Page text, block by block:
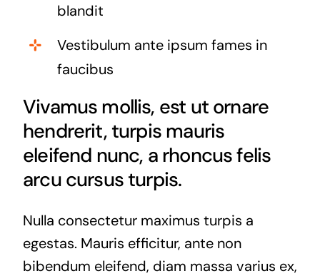
blandit
Vestibulum ante ipsum fames in
faucibus
Vivamus mollis, est ut ornare
hendrerit, turpis mauris
eleifend nunc, a rhoncus felis
arcu cursus turpis.
Nulla consectetur maximus turpis a
egestas. Mauris efficitur, ante non
bibendum eleifend, diam massa varius ex,